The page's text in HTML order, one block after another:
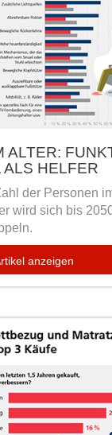
ALTER:
ALS HELFER
der Personen
wird sich bis
anzeigen